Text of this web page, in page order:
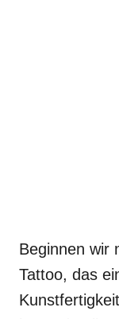
Beginnen wir
Tattoo, das